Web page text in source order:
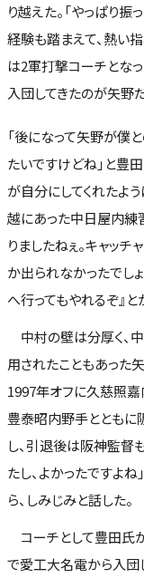
り越えた。「やっぱり
経験も踏まえて、熱い
は2軍打撃コーチとな
入団してきたのが矢野
「後になって矢野が僕
たいですけどね」と豊
が自分にしてくれたよ
越にあった中日屋内練
りましたねぇ。キャッ
か出られなかったでしょ
へ行ってもやれるぞ』と
中村の壁は分厚く、
用されたこともあった
1997年オフに久慈照
豊泰昭内野手とともに
し、引退後は阪神監督
たし、よかったですよ
ら、しみじみと話した。
コーチとして豊田氏
で愛工大名電から入団